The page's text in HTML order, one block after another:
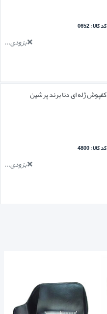
کد کالا : 0652
بزودی...
کفپوش ژله ای دنا برند پرشین
کد کالا : 4800
بزودی...